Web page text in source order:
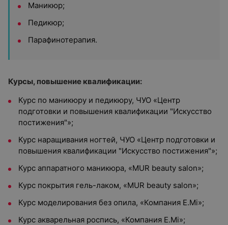
Маникюр;
Педикюр;
Парафинотерапия.
Курсы, повышение квалификации:
Курс по маникюру и педикюру, ЧУО «Центр
подготовки и повышения квалификации "Искусство
постижения"»;
Курс наращивания ногтей, ЧУО «Центр подготовки и
повышения квалификации "Искусство постижения"»;
Курс аппаратного маникюра, «MUR beauty salon»;
Курс покрытия гель-лаком, «MUR beauty salon»;
Курс моделирования без опила, «Компания E.Mi»;
Курс акварельная роспись, «Компания E.Mi»;